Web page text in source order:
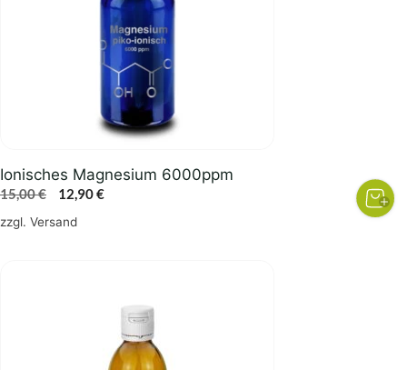
Ionisches Magnesium 6000ppm
15,00€
Ursprünglicher
Preis
12,90€Aktueller
zzgl. Versand